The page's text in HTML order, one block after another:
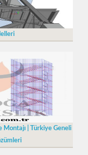
Montajı | Türkiye Geneli